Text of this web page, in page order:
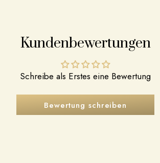
Kundenbewertungen
Schreibe als Erstes eine Bewertung
Bewertung schreiben